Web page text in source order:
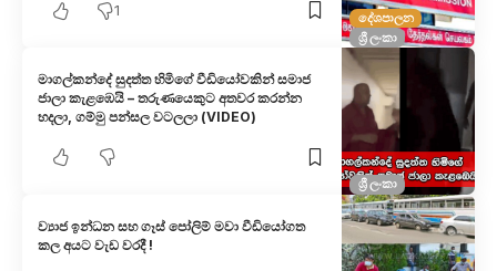
දේශපාලන
ශ්‍රී ලංකා
1
ශ්‍රී ලංකා
මාගල්කන්දේ සුදත්ත හිමිගේ වීඩියෝවකින් සමාජ
ජාලා කැළඹෙයි – තරුණයෙකුට අතවර කරන්න
හදලා, ගම්මු පන්සල වටලලා (VIDEO)
ව්‍යාජ ඉන්ධන සහ ගෑස් පෝලිම් මවා වීඩියෝගත
කල අයට වැඩ වරදී !